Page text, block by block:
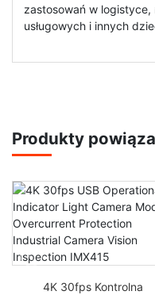
zastosowań w
usługowych i innych
Produkty
4K 30fps Kontrolna